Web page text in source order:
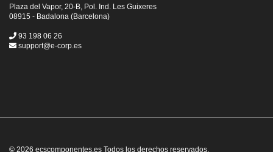
Plaza del Vapor, 20-B, Pol. Ind. Les Guixeres
08915 - Badalona (Barcelona)
93 198 06 26
support@e-corp.es
© 2026 ecscomponentes.es Todos los derechos reservados.